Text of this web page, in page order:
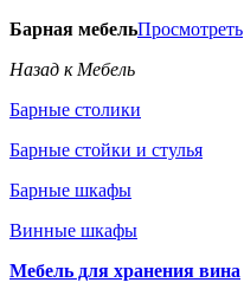
Барная мебельПросмотреть
Назад к Мебель
Барные столики
Барные стойки и стулья
Барные шкафы
Винные шкафы
Мебель для хранения вина